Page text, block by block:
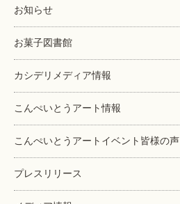
お知らせ
お菓子図書館
カシデリメディア情報
こんぺいとうアート情報
こんぺいとうアートイベント皆様の声
プレスリリース